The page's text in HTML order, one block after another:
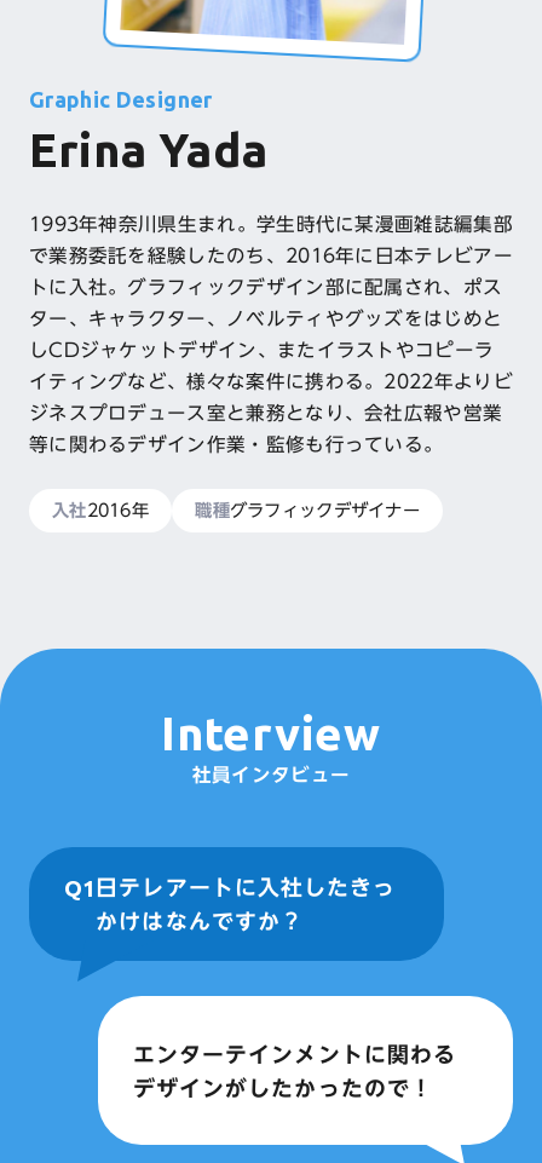
Graphic Designer
Erina Yada
1993年神奈川県生まれ。学生時代に某漫画雑誌編集部
で業務委託を経験したのち、2016年に日本テレビアー
トに入社。グラフィックデザイン部に配属され、ポス
ター、キャラクター、ノベルティやグッズをはじめと
しCDジャケットデザイン、またイラストやコピーラ
イティングなど、様々な案件に携わる。2022年よりビ
ジネスプロデュース室と兼務となり、会社広報や営業
等に関わるデザイン作業・監修も行っている。
入社2016年 職種グラフィックデザイナー
Interview
社員インタビュー
Q1 日テレアートに入社したきっ
かけはなんですか？
エンターテインメントに関わる
デザインがしたかったので！